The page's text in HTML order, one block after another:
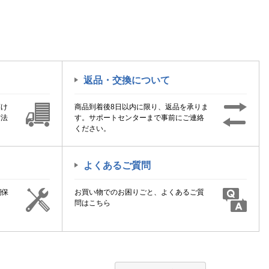
返品・交換について
商品到着後8日以内に限り、返品を承りま
す。サポートセンターまで事前にご連絡
ください。
よくあるご質問
お買い物でのお困りごと、よくあるご質
問はこちら